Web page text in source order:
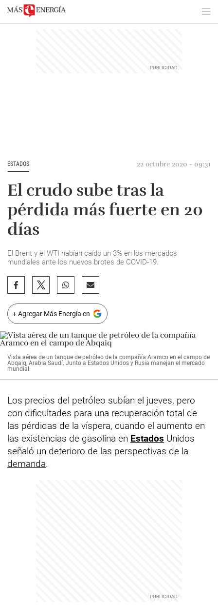
ESTADOS 22 octubre 2020 - 09:31
El crudo sube tras la
pérdida más fuerte en 20
días
El Brent y el WTI habían caído un 3% en los mercados
mundiales ante los nuevos brotes de COVID-19.
+ Agregar Más Energía en
Vista aérea de un tanque de petróleo de la compañía Aramco en el campo de
Abqaiq, Arabia Saudí. Junto a Estados Unidos y Rusia manejan el mercado
mundial.
Los precios del petróleo subían el jueves, pero
con dificultades para una recuperación total de
las pérdidas de la víspera, cuando el aumento en
las existencias de gasolina en Estados Unidos
señaló un deterioro de las perspectivas de la
demanda.